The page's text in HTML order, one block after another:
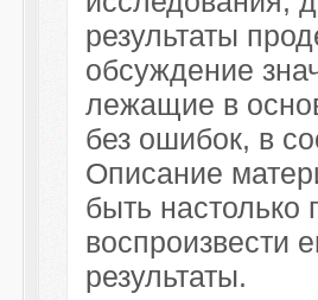
результаты
обсуждение
лежащие в
без ошибок, в
Описание
быть настолько
воспроизвести
результаты.